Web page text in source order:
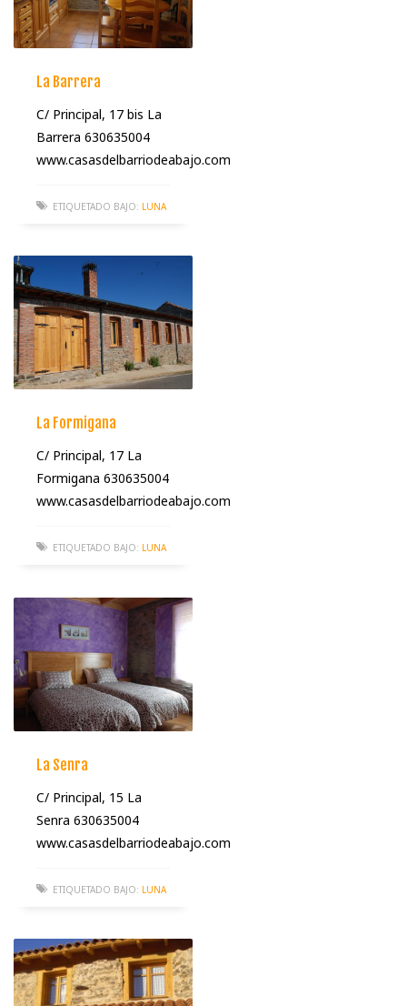
La Barrera
C/ Principal, 17 bis La
Barrera 630635004
www.casasdelbarriodeabajo.com
ETIQUETADO BAJO: LUNA
La Formigana
C/ Principal, 17 La
Formigana 630635004
www.casasdelbarriodeabajo.com
ETIQUETADO BAJO: LUNA
La Senra
C/ Principal, 15 La
Senra 630635004
www.casasdelbarriodeabajo.com
ETIQUETADO BAJO: LUNA